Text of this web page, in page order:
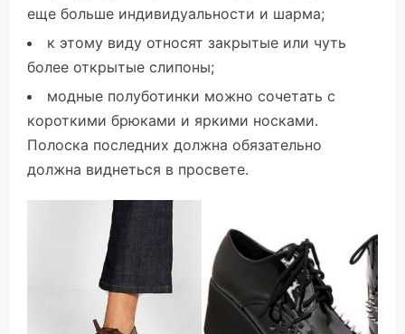
еще больше индивидуальности и шарма;
к этому виду относят закрытые или чуть
более открытые слипоны;
модные полуботинки можно сочетать с
короткими брюками и яркими носками.
Полоска последних должна обязательно
должна виднеться в просвете.